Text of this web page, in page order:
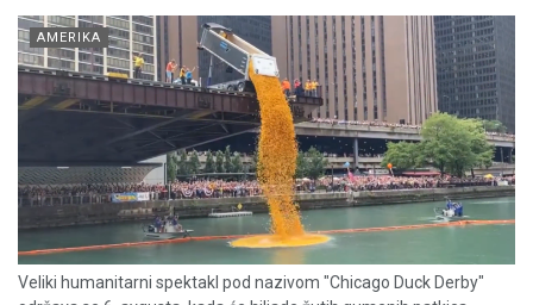
AMERIKA
Veliki humanitarni spektakl pod nazivom "Chicago Duck Derby"